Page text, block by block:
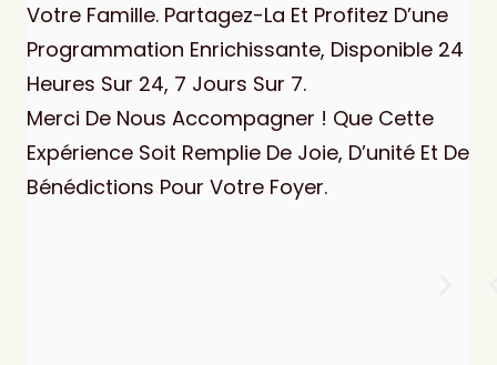
Votre Famille. Partagez-La Et Profitez D’une
Programmation Enrichissante, Disponible 24
Heures Sur 24, 7 Jours Sur 7.
Merci De Nous Accompagner ! Que Cette
Expérience Soit Remplie De Joie, D’unité Et De
Bénédictions Pour Votre Foyer.